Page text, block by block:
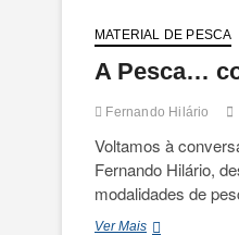
MATERIAL DE PESCA
A Pesca…
Fernando Hilário
Voltamos à
Fernando Hilário,
modalidades de
Ver MaisA